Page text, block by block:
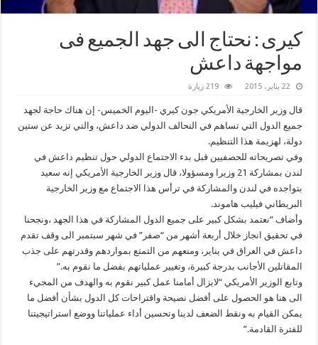
كيرى : نحتاج الى جهد الجميع فى
مواجهة داعش
22 يناير، 2015 219 زيارة
قال وزير الخارجية الأمريكي جون كيري -اليوم الخميس- إن هناك حاجة لجهد
جميع الدول التي تساهم في التحالف الدولي ضد داعش، والتي تزيد عن ستين
دولة، لهزيمة هذا التنظيم.
وفي تصريحاته للحصفيين قبل بدء الاجتماع الدولي حول تنظيم داعش في
لندن بمشاركة 21 وزيرا ومسؤولا، قال وزير الخارجية الأمريكي إنه سعيد
بتواجده في لندن والمشاركة في ترأس هذا الاجتماع مع وزير الخارجية
البريطاني فيليب هاموند.
وأضاف “نعتمد بشكل كبير على جميع الدول المشاركة في هذا الجهد ،ونجحنا
في تحقيق انجاز خلال أربعة أشهر من “صفر” في شهر سبتمبر الى وقف تقدم
داعش في العراق في يناير، ومنعهم من التمتع بمواردهم وقدرتهم على جذب
المقاتلين الأجانب بدرجة كبيرة، وتغيير عملياتهم بفضل ما نقوم به.”
وتابع الوزير الأمريكي “لايزال أمامنا عمل كبير نقوم به والهدف من المجيء
الى هنا هو الحصول على أفضل نصيحة واقتراحات كل الدول بشأن أفضل ما
يمكن القيام به ونقط الضعف لدينا وتحسين أداء عملياتنا ووضع استراتيجيتنا
للفترة القادمة.”